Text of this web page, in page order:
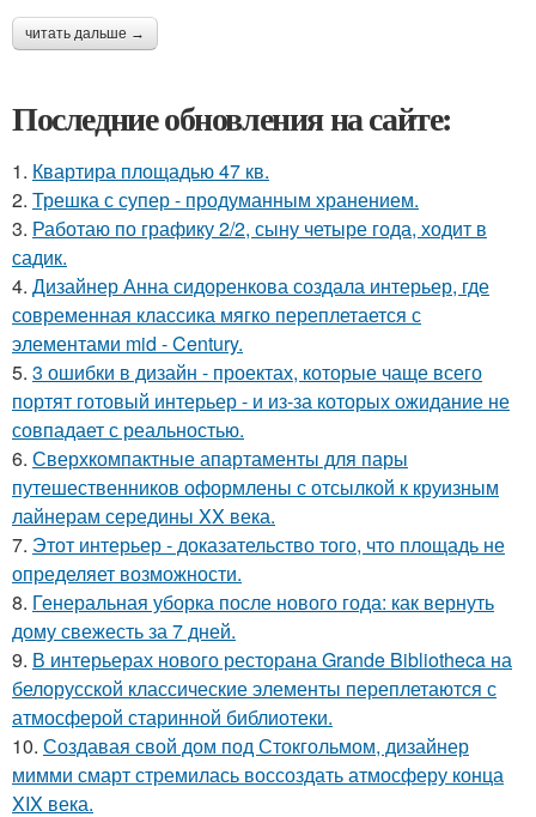
читать дальше →
Последние обновления на сайте:
1. Квартира площадью 47 кв.
2. Трешка с супер - продуманным хранением.
3. Работаю по графику 2/2, сыну четыре года, ходит в
садик.
4. Дизайнер Анна сидоренкова создала интерьер, где
современная классика мягко переплетается с
элементами mid - Century.
5. 3 ошибки в дизайн - проектах, которые чаще всего
портят готовый интерьер - и из-за которых ожидание не
совпадает с реальностью.
6. Сверхкомпактные апартаменты для пары
путешественников оформлены с отсылкой к круизным
лайнерам середины XX века.
7. Этот интерьер - доказательство того, что площадь не
определяет возможности.
8. Генеральная уборка после нового года: как вернуть
дому свежесть за 7 дней.
9. В интерьерах нового ресторана Grande Bibliotheca на
белорусской классические элементы переплетаются с
атмосферой старинной библиотеки.
10. Создавая свой дом под Стокгольмом, дизайнер
мимми смарт стремилась воссоздать атмосферу конца
XIX века.